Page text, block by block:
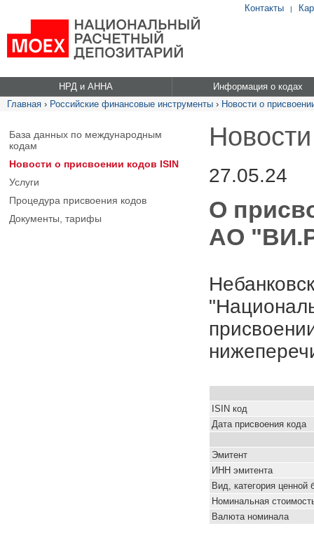
Контакты |
НРД и АННА
Информация о кодах
Главная › Российские финансовые инструменты › Новости о
База данных по международным
кодам
Новости о присвоении кодов ISIN
Услуги
Процедура присвоения кодов
Документы, тарифы
27.05.24
О
АО
ISIN код
Дата присвоения кода
Эмитент
ИНН эмитента
Вид, категория ценной
Номинальная
Валюта номинала